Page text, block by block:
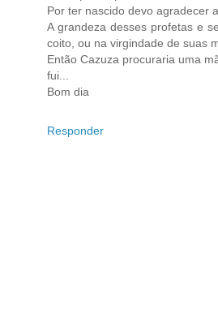
Por ter nascido devo agradecer
A grandeza desses profetas e
coito, ou na virgindade de suas
Então Cazuza procuraria uma
fui...
Bom dia
Responder